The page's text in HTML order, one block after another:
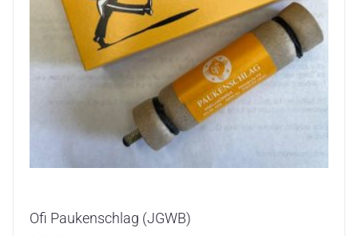
Ofi Paukenschlag (JGWB)